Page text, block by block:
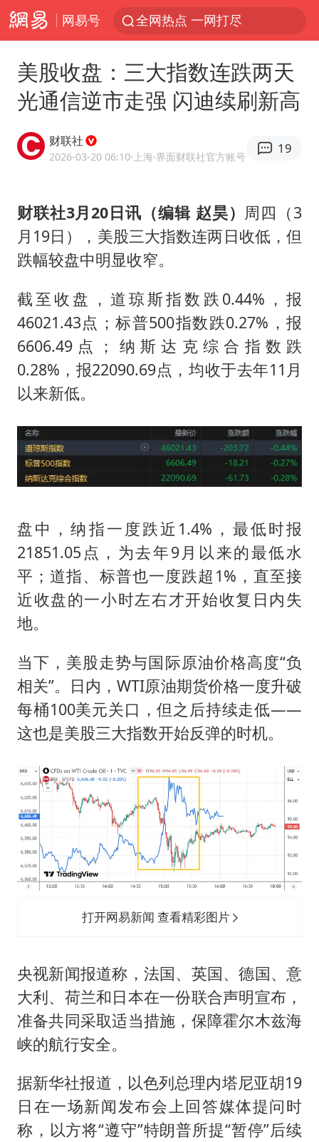
网易号 全网热点 一网打尽
美股收盘：三大指数连跌两天
光通信逆市走强 闪迪续刷新高
财联社
2026-03-20 06:10·上海·界面财联社官方账号
19
财联社3月20日讯（编辑 赵昊） 周四（3
月19日），美股三大指数连两日收低，但
跌幅较盘中明显收窄。
截至收盘，道琼斯指数跌0.44%，报
46021.43点；标普500指数跌0.27%，报
6606.49点；纳斯达克综合指数跌
0.28%，报22090.69点，均收于去年11月
以来新低。
盘中，纳指一度跌近1.4%，最低时报
21851.05点，为去年9月以来的最低水
平；道指、标普也一度跌超1%，直至接
近收盘的一小时左右才开始收复日内失
地。
当下，美股走势与国际原油价格高度“负
相关”。日内，WTI原油期货价格一度升破
每桶100美元关口，但之后持续走低——
这也是美股三大指数开始反弹的时机。
打开网易新闻 查看精彩图片
央视新闻报道称，法国、英国、德国、意
大利、荷兰和日本在一份联合声明宣布，
准备共同采取适当措施，保障霍尔木兹海
峡的航行安全。
据新华社报道，以色列总理内塔尼亚胡19
日在一场新闻发布会上回答媒体提问时
称，以方将“遵守”特朗普所提“暂停”后续